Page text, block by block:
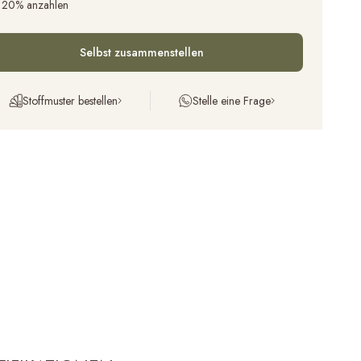
anzahlen
Selbst zusammenstellen
Stoffmuster bestellen Stelle eine Frage